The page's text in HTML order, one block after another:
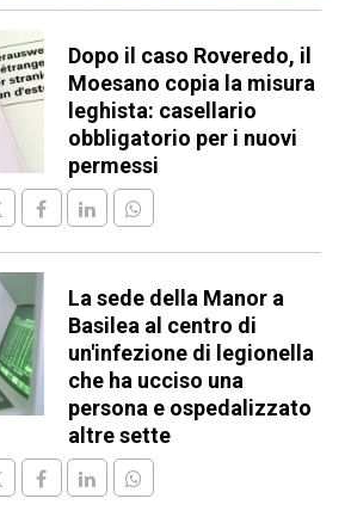
Dopo il caso Roveredo, il
Moesano copia la misura
leghista: casellario
obbligatorio per i nuovi
permessi
La sede della Manor a
Basilea al centro di
un'infezione di legionella
che ha ucciso una
persona e ospedalizzato
altre sette